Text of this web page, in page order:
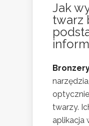
Jak
twarz
twarzy.
aplikacja